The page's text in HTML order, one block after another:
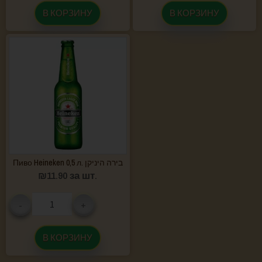
В КОРЗИНУ В КОРЗИНУ
Пиво Heineken 0,5 л. בירה היניקן
₪11.90 за шт.
В КОРЗИНУ